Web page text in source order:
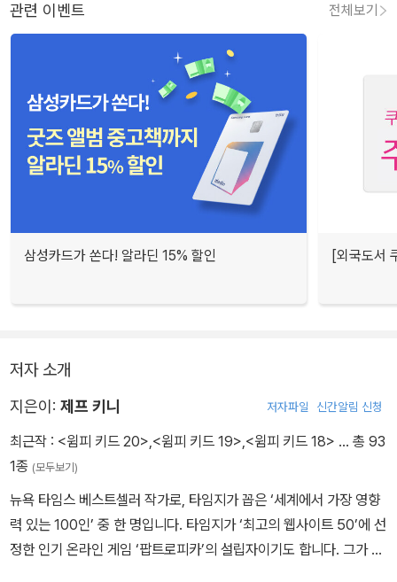
관련 이벤트 전체보기
삼성카드가 쏜다! 알라딘 15% 할인 [외국도서
저자 소개
지은이: 제프 키니 저자파일 신간알림 신청
최근작 : <윔피 키드 20>,<윔피 키드 19>,<윔피 키드 18> … 총 93
1종 (모두보기)
뉴욕 타임스 베스트셀러 작가로, 타임지가 꼽은 ‘세계에서 가장 영향
력 있는 100인’ 중 한 명입니다. 타임지가 ‘최고의 웹사이트 50’에 선
정한 인기 온라인 게임 ‘팝트로피카’의 설립자이기도 합니다. 그가 쓴